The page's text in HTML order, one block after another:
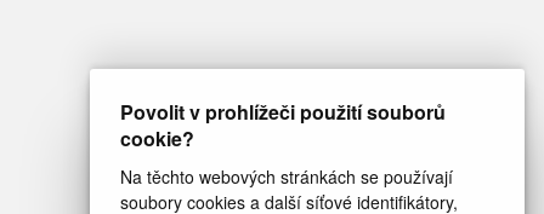
Povolit v prohlížeči použití souborů
cookie?
Na těchto webových stránkách se používají
soubory cookies a další síťové identifikátory,